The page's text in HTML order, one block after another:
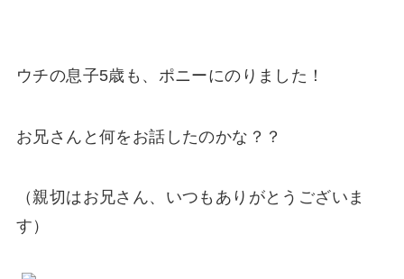
ウチの息子5歳も、ポニーにのりました！
お兄さんと何をお話したのかな？？
（親切はお兄さん、いつもありがとうございま
す）